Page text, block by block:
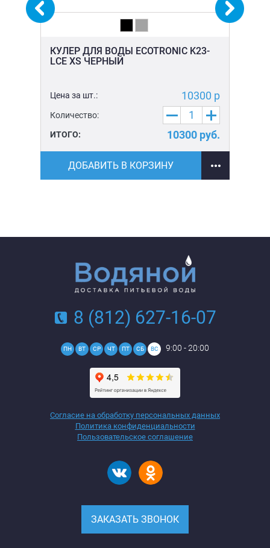
КУЛЕР ДЛЯ ВОДЫ ECOTRONIC K23-
LCE XS ЧЕРНЫЙ
Цена за шт.: 10300 р
Количество:
ИТОГО: 10300 руб.
ДОБАВИТЬ В КОРЗИНУ
8 (812) 627-16-07
ПН ВТ СР ЧТ ПТ СБ ВС 9:00 - 20:00
Согласие на обработку персональных данных
Политика конфиденциальности
Пользовательское соглашение
ЗАКАЗАТЬ ЗВОНОК